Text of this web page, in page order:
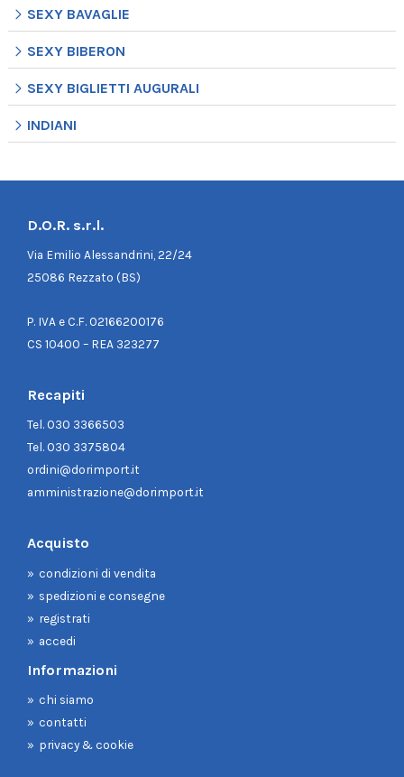
SEXY BAVAGLIE
SEXY BIBERON
SEXY BIGLIETTI AUGURALI
INDIANI
D.O.R. s.r.l.
Via Emilio Alessandrini, 22/24
25086 Rezzato (BS)
P. IVA e C.F. 02166200176
CS 10400 – REA 323277
Recapiti
Tel.030 3366503
Tel.030 3375804
ordini@dorimport.it
amministrazione@dorimport.it
Acquisto
condizioni di vendita
spedizioni e consegne
registrati
accedi
Informazioni
chi siamo
contatti
privacy & cookie